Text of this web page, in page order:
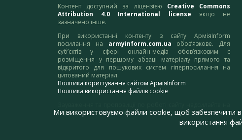
Контент доступний за ліцензією Creative Commons
Attribution 4.0 International license якщо не
зазначено інше.
При використанні контенту з сайту АрміяInform
посилання на armyinform.com.ua обов’язкове. Для
суб’єктів у сфері онлайн-медіа обов’язковим є
розміщення у першому абзаці матеріалу прямого та
відкритого для пошукових систем гіперпосилання на
цитований матеріал.
Політика користування сайтом АрміяInform
Політика використання файлів cookie
адресу:webmaster@armyinform.com.ua
Ми використовуємо файли cookie, щоб забезпечити
використання